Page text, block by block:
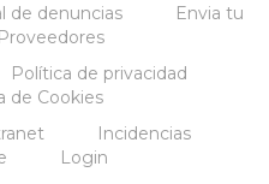
de denuncias
Envia tu
Proveedores
Política de privacidad
de Cookies
Incidencias
Login